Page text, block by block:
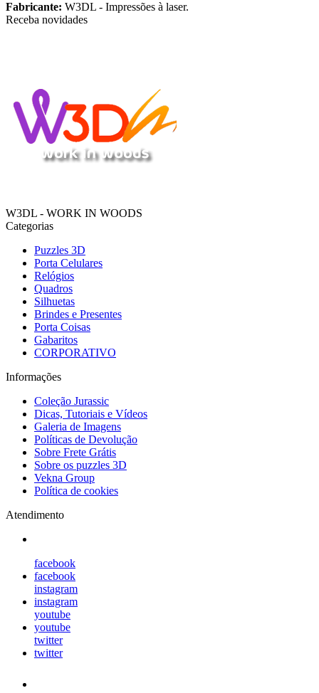
Fabricante: W3DL - Impressões à laser.
Receba novidades
W3DL - WORK IN WOODS
Categorias
Puzzles 3D
Porta Celulares
Relógios
Quadros
Silhuetas
Brindes e Presentes
Porta Coisas
Gabaritos
CORPORATIVO
Informações
Coleção Jurassic
Dicas, Tutoriais e Vídeos
Galeria de Imagens
Políticas de Devolução
Sobre Frete Grátis
Sobre os puzzles 3D
Vekna Group
Política de cookies
Atendimento
facebook
facebook
instagram
instagram
youtube
youtube
twitter
twitter